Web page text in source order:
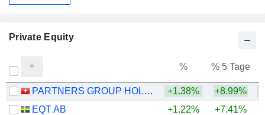
Private Equity
% % 5 Tage
PARTNERS GROUP HOLDING AG +1.38% +8.99%
EQT AB
+1.22% +7.41%